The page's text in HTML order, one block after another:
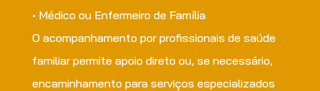
• Médico ou Enfermeiro de Família
O acompanhamento por profissionais de saúde
familiar permite apoio direto ou, se necessário,
encaminhamento para serviços especializados